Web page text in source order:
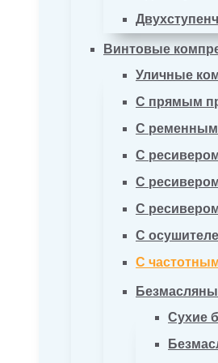
Винтовые
Уличные
С прямым
С
С
С
С
С
С
Сухие